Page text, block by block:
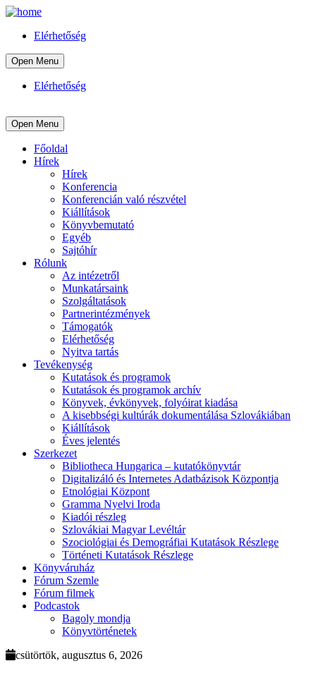
Elérhetőség
Open Menu
Elérhetőség
Open Menu
Főoldal
Hírek
Hírek
Konferencia
Konferencián való részvétel
Kiállítások
Könyvbemutató
Egyéb
Sajtóhír
Rólunk
Az intézetről
Munkatársaink
Szolgáltatások
Partnerintézmények
Támogatók
Elérhetőség
Nyitva tartás
Tevékenység
Kutatások és programok
Kutatások és programok archív
Könyvek, évkönyvek, folyóirat kiadása
A kisebbségi kultúrák dokumentálása Szlovákiában
Kiállítások
Éves jelentés
Szerkezet
Bibliotheca Hungarica – kutatókönyvtár
Digitalizáló és Internetes Adatbázisok Központja
Etnológiai Központ
Gramma Nyelvi Iroda
Kiadói részleg
Szlovákiai Magyar Levéltár
Szociológiai és Demográfiai Kutatások Részlege
Történeti Kutatások Részlege
Könyváruház
Fórum Szemle
Fórum filmek
Podcastok
Bagoly mondja
Könyvtörténetek
csütörtök, augusztus 6, 2026